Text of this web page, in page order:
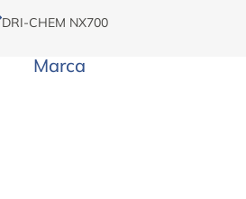
DRI-CHEM NX700
Marca